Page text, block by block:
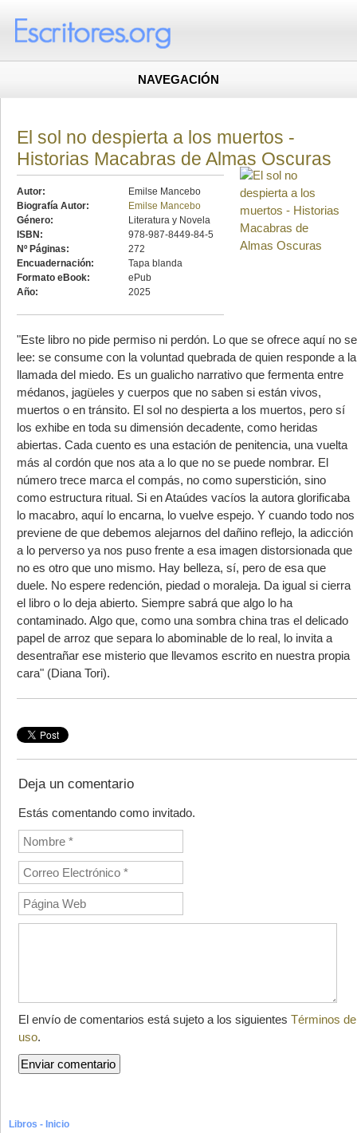
NAVEGACIÓN
El sol no despierta a los muertos -
Historias Macabras de Almas Oscuras
Autor:
Emilse Mancebo
Biografía Autor:
Emilse Mancebo
Género:
Literatura y Novela
ISBN:
978-987-8449-84-5
Nº Páginas:
272
Encuadernación:
Tapa blanda
Formato eBook:
ePub
Año:
2025
"Este libro no pide permiso ni perdón. Lo que se ofrece aquí no se
lee: se consume con la voluntad quebrada de quien responde a la
llamada del miedo. Es un gualicho narrativo que fermenta entre
médanos, jagüeles y cuerpos que no saben si están vivos,
muertos o en tránsito. El sol no despierta a los muertos, pero sí
los exhibe en toda su dimensión decadente, como heridas
abiertas. Cada cuento es una estación de penitencia, una vuelta
más al cordón que nos ata a lo que no se puede nombrar. El
número trece marca el compás, no como superstición, sino
como estructura ritual. Si en Ataúdes vacíos la autora glorificaba
lo macabro, aquí lo encarna, lo vuelve espejo. Y cuando todo nos
previene de que debemos alejarnos del dañino reflejo, la adicción
a lo perverso ya nos puso frente a esa imagen distorsionada que
no es otro que uno mismo. Hay belleza, sí, pero de esa que
duele. No espere redención, piedad o moraleja. Da igual si cierra
el libro o lo deja abierto. Siempre sabrá que algo lo ha
contaminado. Algo que, como una sombra china tras el delicado
papel de arroz que separa lo abominable de lo real, lo invita a
desentrañar ese misterio que llevamos escrito en nuestra propia
cara" (Diana Tori).
Deja un comentario
Estás comentando como invitado.
El envío de comentarios está sujeto a los siguientes Términos de
uso.
Libros - Inicio